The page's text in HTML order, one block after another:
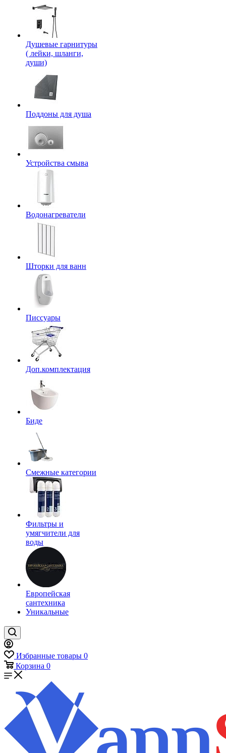
Душевые гарнитуры
( лейки, шланги,
души)
Поддоны для душа
Устройства смыва
Водонагреватели
Шторки для ванн
Писсуары
Доп.комплектация
Биде
Смежные категории
Фильтры и
умягчители для
воды
Европейская
сантехника
Уникальные
Избранные товары 0
Корзина 0